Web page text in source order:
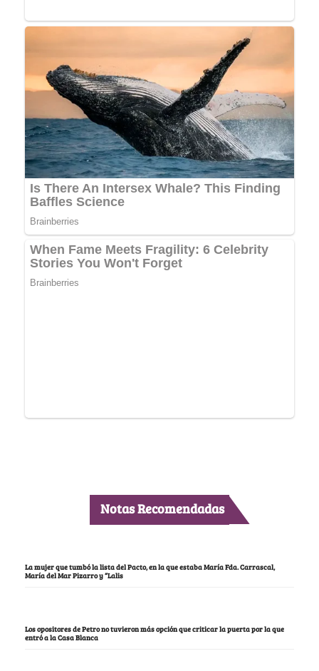
Notas Recomendadas
La mujer que tumbó la lista del Pacto, en la que estaba María Fda. Carrascal,
María del Mar Pizarro y “Lalis
Los opositores de Petro no tuvieron más opción que criticar la puerta por la que
entró a la Casa Blanca